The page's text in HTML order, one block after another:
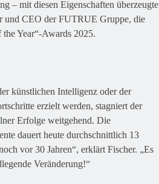
– mit diesen Eigenschaften überzeugte
und CEO der FUTRUE Gruppe, die
Year“-Awards 2025.
künstlichen Intelligenz oder der
erzielt werden, stagniert der
Erfolge weitgehend. Die
dauert heute durchschnittlich 13
vor 30 Jahren“, erklärt Fischer. „Es
Veränderung!“